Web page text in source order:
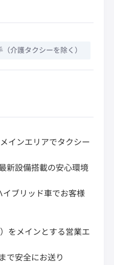
介護タクシーを除く）
インエリアでタクシー
新設備搭載の安心環境
ブリッド車でお客様
をメインとする営業エ
で安全にお送り